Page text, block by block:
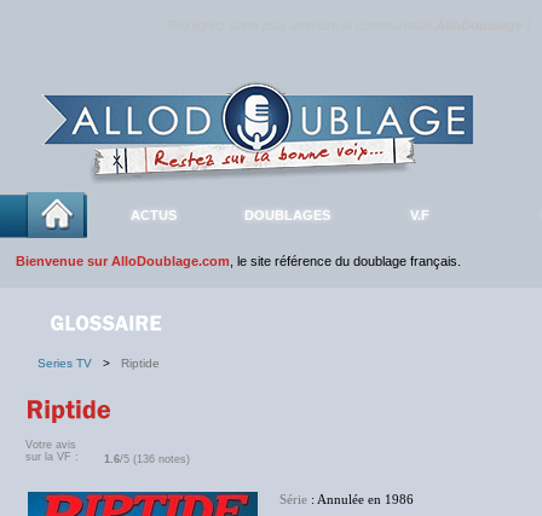
ACTUS DOUBLAGES V.F
Bienvenue sur AlloDoublage.com , le site référence du doublage français.
Series TV > Riptide
Votre avis
sur la VF :
1.6/5 (136 notes)
Série : Annulée en 1986